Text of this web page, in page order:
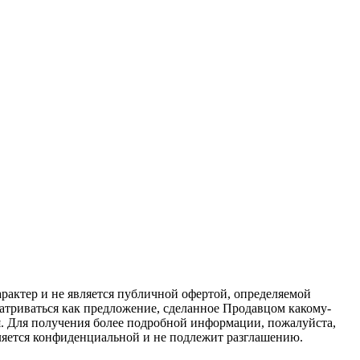
и не является публичной офертой, определяемой
как предложение, сделанное Продавцом какому-
Для получения более подробной информации, пожалуйста,
конфиденциальной и не подлежит разглашению.